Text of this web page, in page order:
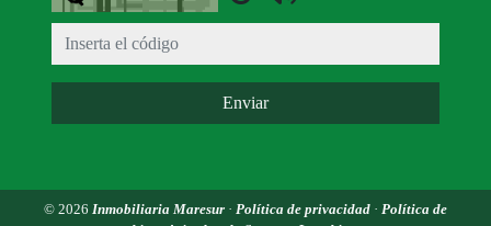
Enviar
© 2026 Inmobiliaria Maresur · Política de privacidad · Política de